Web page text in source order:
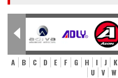
A B C D E F G H I J K
U
V W